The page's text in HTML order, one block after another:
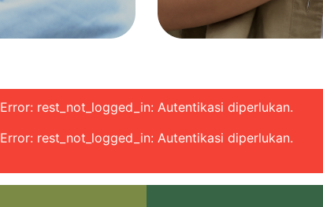
Error: rest_not_logged_in: Autentikasi diperlukan.
Error: rest_not_logged_in: Autentikasi diperlukan.